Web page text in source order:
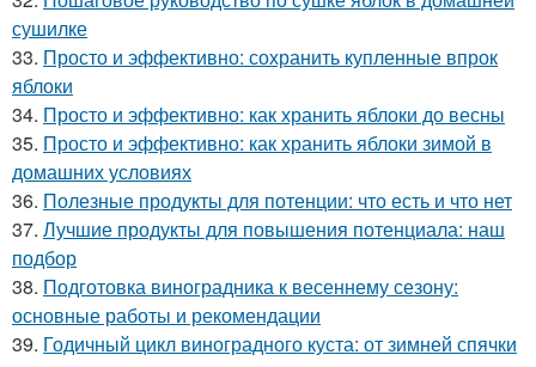
сушилке
33. Просто и эффективно: сохранить купленные впрок
яблоки
34. Просто и эффективно: как хранить яблоки до весны
35. Просто и эффективно: как хранить яблоки зимой в
домашних условиях
36. Полезные продукты для потенции: что есть и что нет
37. Лучшие продукты для повышения потенциала: наш
подбор
38. Подготовка виноградника к весеннему сезону:
основные работы и рекомендации
39. Годичный цикл виноградного куста: от зимней спячки